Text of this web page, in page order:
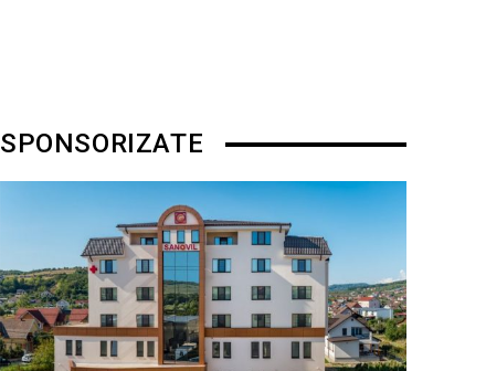
SPONSORIZATE